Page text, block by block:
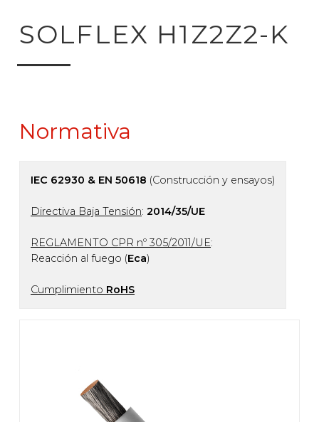
al buscador de
SOLFLEX H1Z2Z2-K
Normativa
IEC 62930 & EN 50618 (Construcción y ensayos)
Directiva Baja Tensión: 2014/35/UE
REGLAMENTO CPR nº 305/2011/UE:
Reacción al fuego (Eca)
Cumplimiento RoHS